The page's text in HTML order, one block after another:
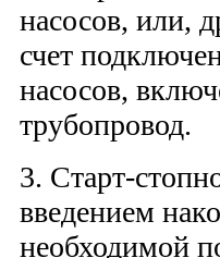
насосов, или,
счет
насосов,
трубопровод.
3.
введением
необходимой